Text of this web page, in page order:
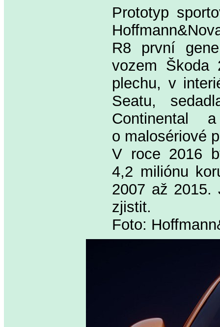
Prototyp
R8 první
vozem Škoda
plechu, v
Seatu,
Continental
o malosériové
V roce 2016
4,2 miliónu
2007 až 2015.
zjistit.
Foto: